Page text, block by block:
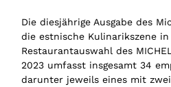
Die diesjährige Ausgabe des
die estnische Kulinarikszene
Restaurantauswahl des
2023 umfasst insgesamt 34
darunter jeweils eines mit